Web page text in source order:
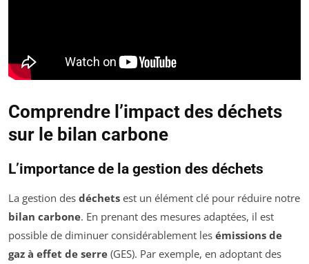
Comprendre l’impact des déchets
sur le bilan carbone
L’importance de la gestion des déchets
La gestion des déchets est un élément clé pour réduire notre
bilan carbone. En prenant des mesures adaptées, il est
possible de diminuer considérablement les émissions de
gaz à effet de serre (GES). Par exemple, en adoptant des